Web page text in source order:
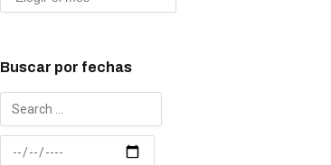
Buscar por fechas